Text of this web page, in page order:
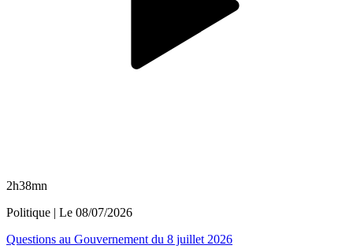
2h38mn
Politique | Le 08/07/2026
Questions au Gouvernement du 8 juillet 2026